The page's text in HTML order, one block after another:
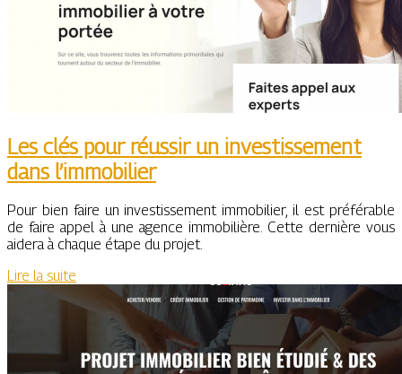
Les clés pour réussir un investissement
dans l’immobilier
Pour bien faire un investissement immobilier, il est préférable
de faire appel à une agence immobilière. Cette dernière vous
aidera à chaque étape du projet.
Lire la suite